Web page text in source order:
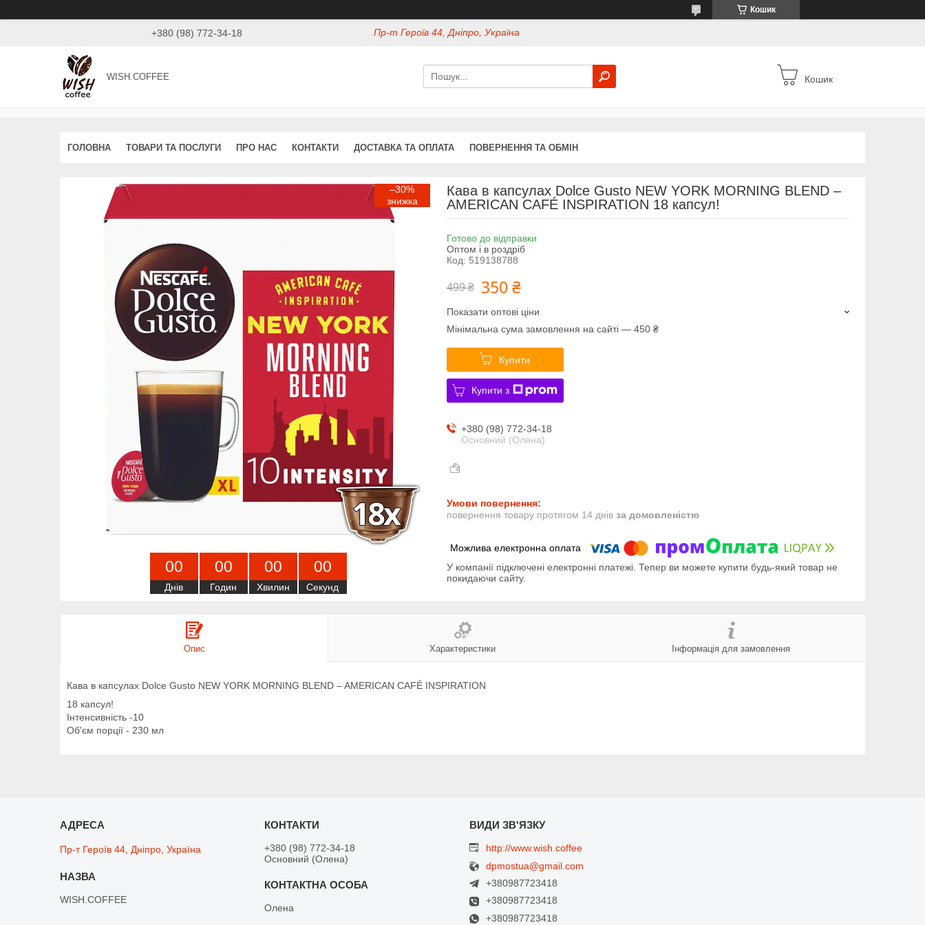
Кошик
+380 (98) 772-34-18 Пр-т Героїв 44, Дніпро, Україна
WISH.COFFEE Кошик
ГОЛОВНА ТОВАРИ ТА ПОСЛУГИ ПРО НАС КОНТАКТИ ДОСТАВКА ТА ОПЛАТА ПОВЕРНЕННЯ ТА ОБМІН
–30%
00
Днів
00
Годин
00
Хвилин
00
Секунд
Кава в капсулах Dolce Gusto NEW YORK MORNING BLEND –
AMERICAN CAFÉ INSPIRATION 18 капсул!
Готово до відправки
Оптом і в роздріб
Код: 519138788
499 ₴ 350 ₴
Показати оптові ціни
Мінімальна сума замовлення на сайті — 450 ₴
Купити
Купити з
+380 (98) 772-34-18
Основний (Олена)
повернення товару протягом 14 днів за домовленістю
У компанії підключені електронні платежі. Тепер ви можете купити будь-який товар не
покидаючи сайту.
Опис Характеристики Інформація для замовлення
Кава в капсулах Dolce Gusto NEW YORK MORNING BLEND – AMERICAN CAFÉ INSPIRATION
18 капсул!
Інтенсивність -10
Об'єм порції - 230 мл
Пр-т Героїв 44, Дніпро, Україна
WISH.COFFEE
+380 (98) 772-34-18
Основний (Олена)
Олена
http://www.wish.coffee
dpmostua@gmail.com
+380987723418
+380987723418
+380987723418